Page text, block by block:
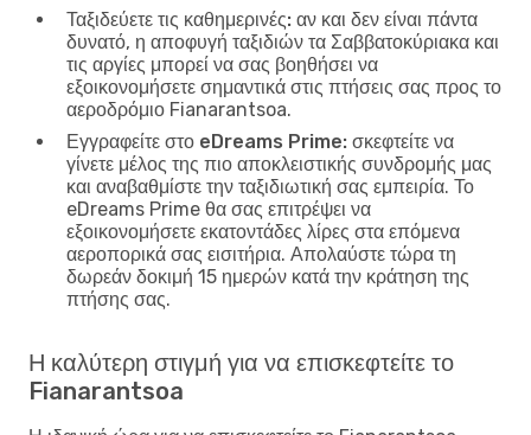
Ταξιδεύετε τις καθημερινές: αν και δεν είναι πάντα
δυνατό, η αποφυγή ταξιδιών τα Σαββατοκύριακα και
τις αργίες μπορεί να σας βοηθήσει να
εξοικονομήσετε σημαντικά στις πτήσεις σας προς το
αεροδρόμιο Fianarantsoa.
Εγγραφείτε στο eDreams Prime: σκεφτείτε να
γίνετε μέλος της πιο αποκλειστικής συνδρομής μας
και αναβαθμίστε την ταξιδιωτική σας εμπειρία. Το
eDreams Prime θα σας επιτρέψει να
εξοικονομήσετε εκατοντάδες λίρες στα επόμενα
αεροπορικά σας εισιτήρια. Απολαύστε τώρα τη
δωρεάν δοκιμή 15 ημερών κατά την κράτηση της
πτήσης σας.
Η καλύτερη στιγμή για να επισκεφτείτε το
Fianarantsoa